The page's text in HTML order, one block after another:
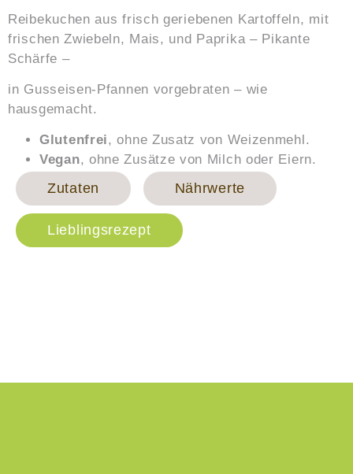
Reibekuchen aus frisch geriebenen Kartoffeln, mit
frischen Zwiebeln, Mais, und Paprika – Pikante
Schärfe –
in Gusseisen-Pfannen vorgebraten – wie
hausgemacht.
Glutenfrei, ohne Zusatz von Weizenmehl.
Vegan, ohne Zusätze von Milch oder Eiern.
Zutaten Nährwerte
Lieblingsrezept